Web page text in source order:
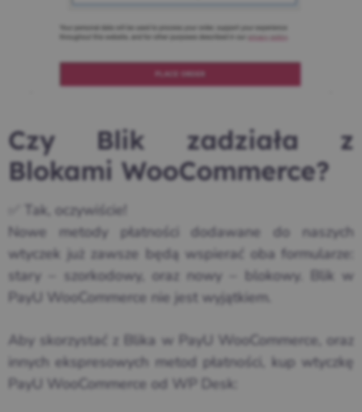
Czy Blik zadziała z
Blokami WooCommerce?
✅ Tak, oczywiście!
Nowe metody płatności dodawane do naszych
wtyczek już zawsze będą wspierać oba formularze:
stary – szorkodowy, oraz nowy – blokowy. Blik w
PayU WooCommerce nie jest wyjątkiem.
Aby skorzystać z Blika w PayU WooCommerce, oraz
innych ekspresowych metod płatności, kup wtyczkę
PayU WooCommerce od WP Desk: